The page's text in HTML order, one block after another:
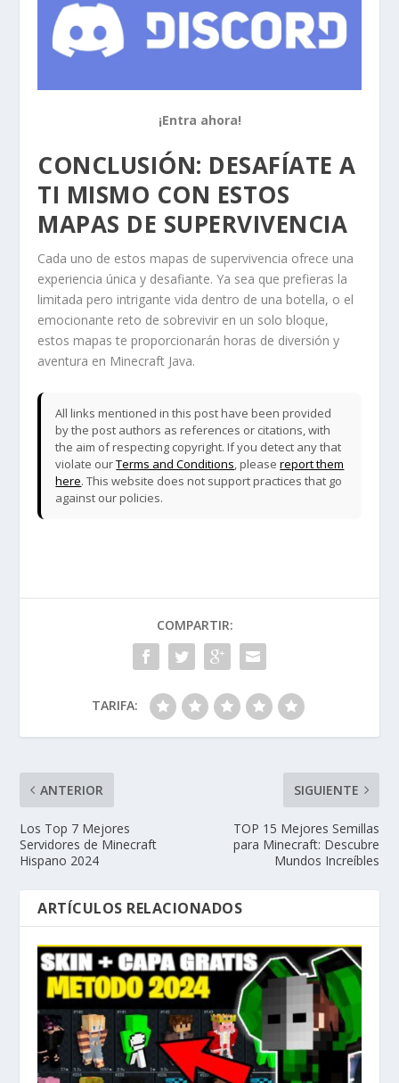
¡Entra ahora!
CONCLUSIÓN: DESAFÍATE A
TI MISMO CON ESTOS
MAPAS DE SUPERVIVENCIA
Cada uno de estos mapas de supervivencia ofrece una
experiencia única y desafiante. Ya sea que prefieras la
limitada pero intrigante vida dentro de una botella, o el
emocionante reto de sobrevivir en un solo bloque,
estos mapas te proporcionarán horas de diversión y
aventura en Minecraft Java.
All links mentioned in this post have been provided
by the post authors as references or citations, with
the aim of respecting copyright. If you detect any that
violate ourTerms and Conditions , pleasereport them
here. This website does not support practices that go
against our policies.
COMPARTIR:
TARIFA:
ANTERIOR
Los Top 7 Mejores
Servidores de Minecraft
Hispano 2024
SIGUIENTE
TOP 15 Mejores Semillas
para Minecraft: Descubre
Mundos Increíbles
ARTÍCULOS RELACIONADOS